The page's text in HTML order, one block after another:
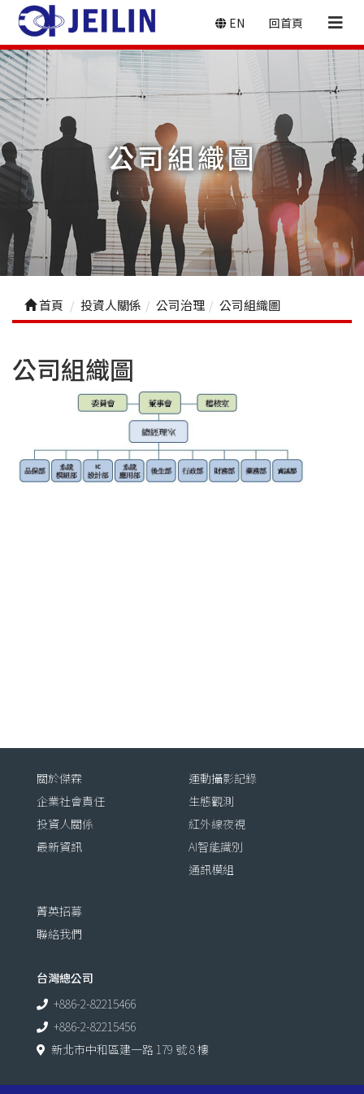
EN 回首頁
公司組織圖
首頁 投資人關係 公司治理 公司組織圖
公司組織圖
關於傑霖
企業社會責任
投資人關係
最新資訊
運動攝影記錄
生態觀測
紅外線夜視
AI智能識別
通訊模組
菁英招募
聯絡我們
台灣總公司
+886-2-82215466
+886-2-82215456
新北市中和區建一路 179 號 8 樓